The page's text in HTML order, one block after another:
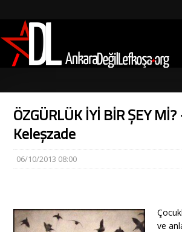
ÖZGÜRLÜK İYİ BİR ŞEY
Keleşzade
06/10/2013 08:00
ve